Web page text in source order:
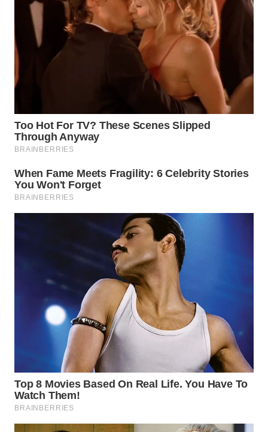
LANGKAT
WN
TANJUNG
LESUNG
WN
KARO
LABUHANBATU
WN
TAPANULI
TENGAH
SERDANG
WN
TEBING